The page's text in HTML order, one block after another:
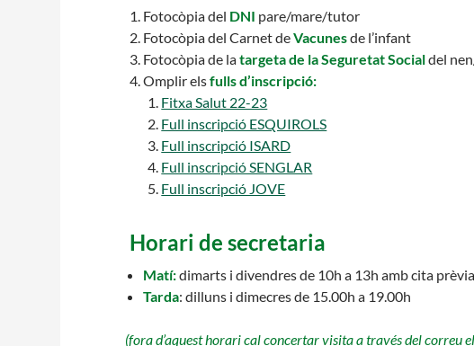
Fotocòpia del DNI pare/mare/tutor
Fotocòpia del Carnet deVacunesde l’infant
Fotocòpia de latargeta de la Seguretat Socialdel
Omplir elsfulls d’inscripció:
Fitxa Salut 22-23
Full inscripció ESQUIROLS
Full inscripció ISARD
Full inscripció SENGLAR
Full inscripció JOVE
Horari de secretaria
Matí:dimarts i divendres de 10h a 13h amb cita
Tarda: dilluns i dimecres de 15.00h a 19.00h
(fora d’aquest horari cal concertar visita a través del correu